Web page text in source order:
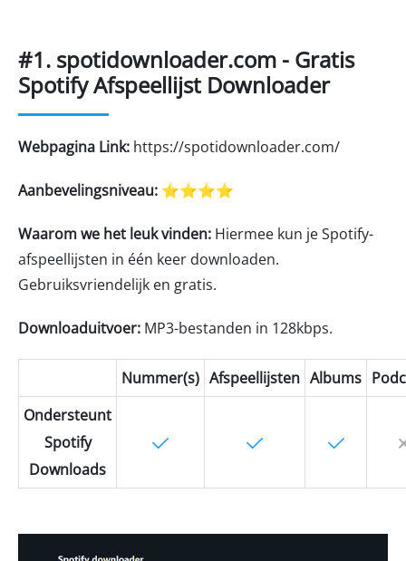
#1. spotidownloader.com - Gratis
Spotify Afspeellijst Downloader
Webpagina Link: https://spotidownloader.com/
Aanbevelingsniveau: ⭐⭐⭐⭐
Waarom we het leuk vinden: Hiermee kun je Spotify-
afspeellijsten in één keer downloaden.
Gebruiksvriendelijk en gratis.
Downloaduitvoer: MP3-bestanden in 128kbps.
Nummer(s) Afspeellijsten Albums
Ondersteunt
Spotify
Downloads